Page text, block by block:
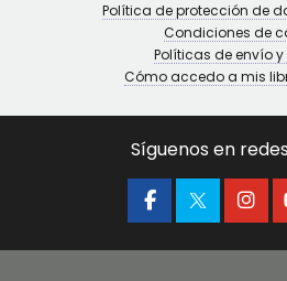
Política de protección de
Condiciones de
Políticas de envío
Cómo accedo a mis
Síguenos en